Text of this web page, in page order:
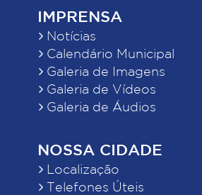
IMPRENSA
Notícias
Calendário Municipal
Galeria de Imagens
Galeria de Vídeos
Galeria de Áudios
NOSSA CIDADE
Localização
Telefones Úteis